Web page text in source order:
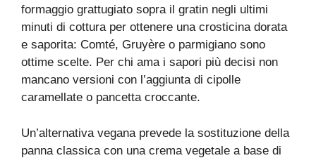
formaggio grattugiato sopra il gratin negli ultimi
minuti di cottura per ottenere una crosticina dorata
e saporita: Comté, Gruyère o parmigiano sono
ottime scelte. Per chi ama i sapori più decisi non
mancano versioni con l’aggiunta di cipolle
caramellate o pancetta croccante.
Un’alternativa vegana prevede la sostituzione della
panna classica con una crema vegetale a base di